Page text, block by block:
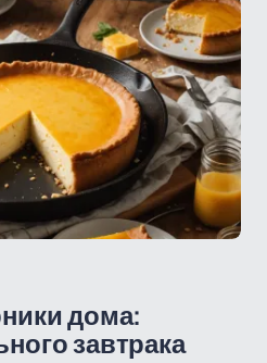
дома:
завтрака